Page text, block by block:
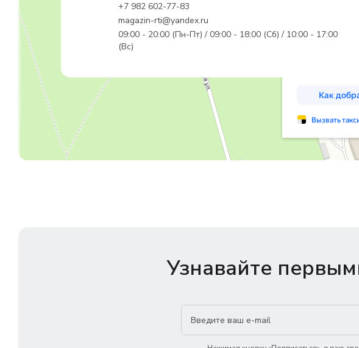
+7 982 602-77-83
magazin-rti@yandex.ru
09:00 - 20:00 (Пн-Пт) / 09:00 - 18:00 (Сб) / 10:00 - 17:00
(Вс)
Узнавайте